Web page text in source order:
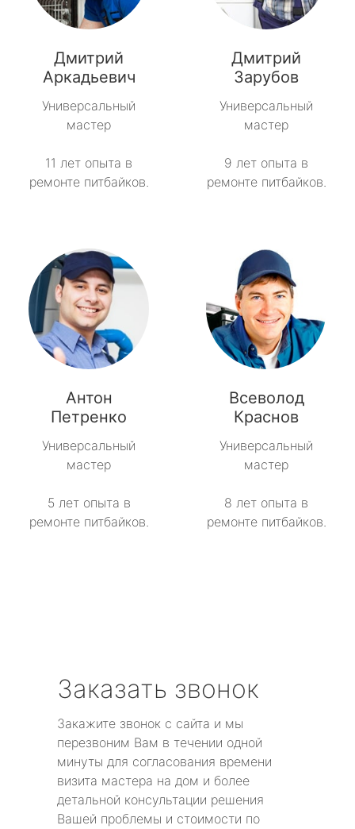
Дмитрий
Аркадьевич
Универсальный
мастер
11 лет опыта в
ремонте питбайков.
Дмитрий
Зарубов
Универсальный
мастер
9 лет опыта в
ремонте питбайков.
Антон
Петренко
Универсальный
мастер
5 лет опыта в
ремонте питбайков.
Всеволод
Краснов
Универсальный
мастер
8 лет опыта в
ремонте питбайков.
Заказать звонок
Закажите звонок с сайта и мы
перезвоним Вам в течении одной
минуты для согласования времени
визита мастера на дом и более
детальной консультации решения
Вашей проблемы и стоимости по